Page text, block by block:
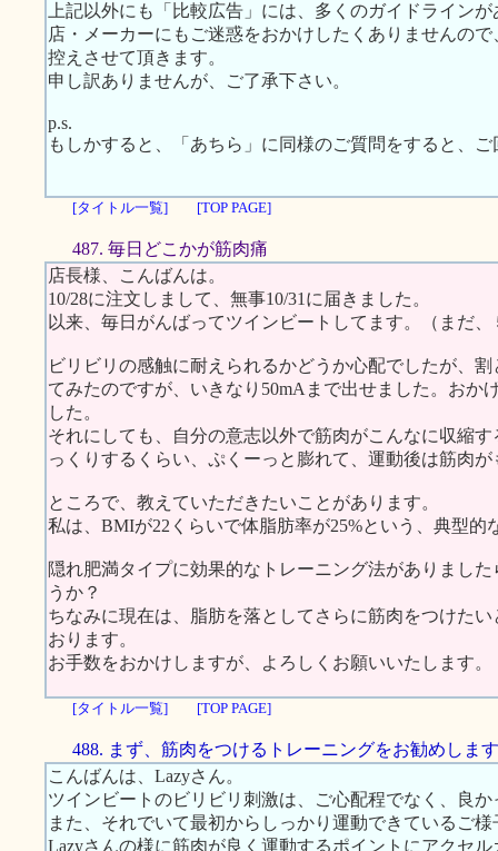
上記以外にも「比較広告」には、多くのガイドライン
店・メーカーにもご迷惑をおかけしたくありませんの
控えさせて頂きます。
申し訳ありませんが、ご了承下さい。
p.s.
もしかすると、「あちら」に同様のご質問をすると、
[タイトル一覧] [TOP PAGE]
487. 毎日どこかが筋肉痛
店長様、こんばんは。
10/28に注文しまして、無事10/31に届きました。
以来、毎日がんばってツインビートしてます。（まだ
ビリビリの感触に耐えられるかどうか心配でしたが、
てみたのですが、いきなり50mAまで出せました。おか
した。
それにしても、自分の意志以外で筋肉がこんなに収縮
っくりするくらい、ぷくーっと膨れて、運動後は筋肉
ところで、教えていただきたいことがあります。
私は、BMIが22くらいで体脂肪率が25%という、典型
隠れ肥満タイプに効果的なトレーニング法がありまし
うか？
ちなみに現在は、脂肪を落としてさらに筋肉をつけた
おります。
お手数をおかけしますが、よろしくお願いいたします。
[タイトル一覧] [TOP PAGE]
488. まず、筋肉をつけるトレーニングをお勧めします
こんばんは、Lazyさん。
ツインビートのビリビリ刺激は、ご心配程でなく、良か
また、それでいて最初からしっかり運動できているご
Lazyさんの様に筋肉が良く運動するポイントにアクセ